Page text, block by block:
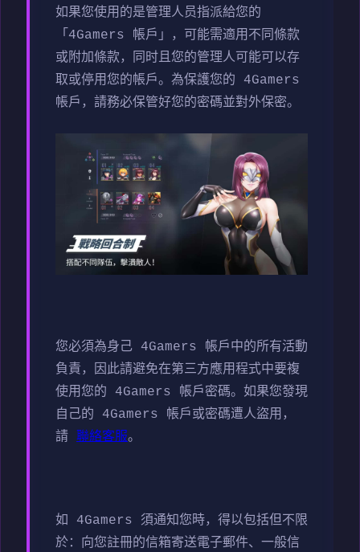
如果您使用的是管理人员指派給您的
「4Gamers 帳戶」，可能需適用不同條款
或附加條款，同时且您的管理人可能可以存
取或停用您的帳戶。為保護您的 4Gamers
帳戶，請務必保管好您的密碼並對外保密。
您必須為身己 4Gamers 帳戶中的所有活動
負責，因此請避免在第三方應用程式中要複
使用您的 4Gamers 帳戶密碼。如果您發現
自己的 4Gamers 帳戶或密碼遭人盜用，
請 聯絡客服。
如 4Gamers 須通知您時，得以包括但不限
於：向您註冊的信箱寄送電子郵件、一般信